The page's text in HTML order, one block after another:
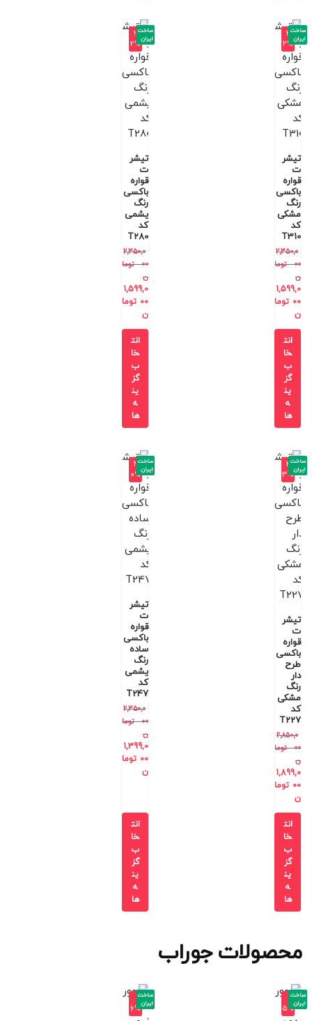
-3
2%
تیشر
ت
قواره
باکسی
رنگ
مشکی
کد
T310
2,350,0
00
توما
ن
1,599,0
00 توما
ن
ساخت
ایران
انت
خا
ب
گز
ین
ه
ها
-3
2%
تیشر
ت
قواره
باکسی
رنگ
یشمی
کد
T280
2,350,0
00
توما
ن
1,599,0
00 توما
ن
ساخت
ایران
انت
خا
ب
گز
ین
ه
ها
-3
3%
تیشر
ت
قواره
باکسی
طرح
دار
رنگ
مشکی
کد
T227
2,850,0
00
توما
ن
1,899,0
00 توما
ن
ساخت
ایران
انت
خا
ب
گز
ین
ه
ها
-4
0%
تیشر
ت
قواره
باکسی
ساده
رنگ
یشمی
کد
T247
2,350,0
00
توما
ن
1,399,0
00 توما
ن
ساخت
ایران
انت
خا
ب
گز
ین
ه
ها
محصولات جوراب
-1
5%
ساخت
ایران
-1
6%
ساخت
ایران